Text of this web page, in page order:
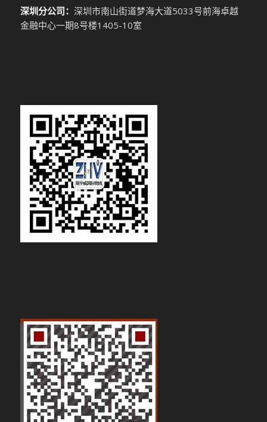
深圳分公司： 深圳市南山街道梦海大道5033号前海卓越
金融中心一期8号楼1405-10室